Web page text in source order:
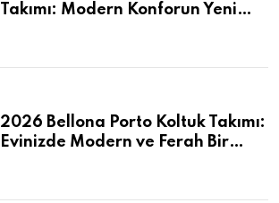
Takımı: Modern Konforun Yeni
2026 Bellona Porto Koltuk Takımı:
Evinizde Modern ve Ferah Bir